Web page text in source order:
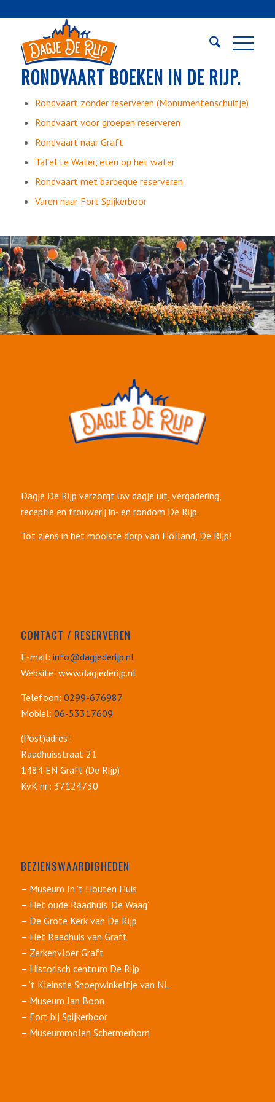
RONDVAART BOEKEN IN DE RIJP.
Rondvaart zonder reserveren (Monumentenschuitje)
Rondvaart voor groepen reserveren
Rondvaart naar Graft
Tafel te Water, eten op het water
Rondvaart met barbeque reserveren
Varen naar Fort Spijkerboor
Dagje De Rijp verzorgt uw dagje uit, vergadering,
receptie en trouwerij in- en rondom De Rijp.
Tot ziens in het mooiste dorp van Holland, De Rijp!
CONTACT / RESERVEREN
E-mail: info@dagjederijp.nl
Website: www.dagjederijp.nl
Telefoon: 0299-676987
Mobiel: 06-53317609
(Post)adres:
Raadhuisstraat 21
1484 EN Graft (De Rijp)
KvK nr.: 37124730
BEZIENSWAARDIGHEDEN
– Museum In ’t Houten Huis
– Het oude Raadhuis ‘De Waag’
– De Grote Kerk van De Rijp
– Het Raadhuis van Graft
– Zerkenvloer Graft
– Historisch centrum De Rijp
– ’t Kleinste Snoepwinkeltje van NL
– Museum Jan Boon
– Fort bij Spijkerboor
– Museummolen Schermerhorn